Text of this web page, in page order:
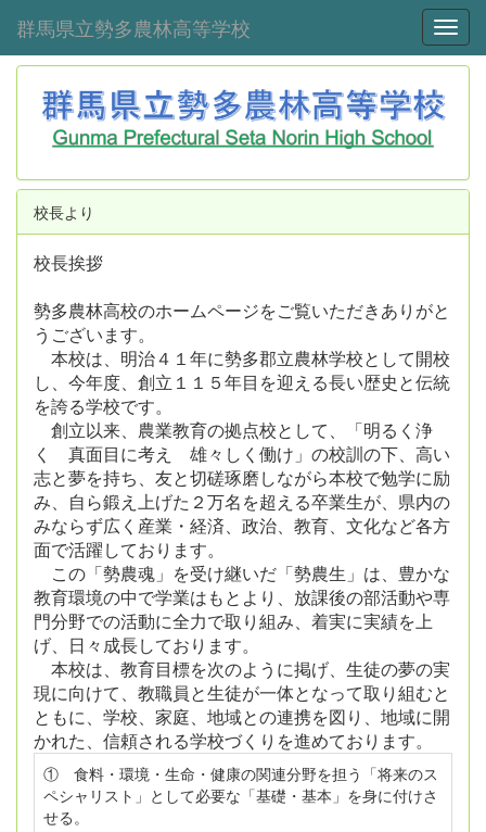
群馬県立勢多農林高等学校
校長より
校長挨拶
勢多農林高校のホームページをご覧いただきありがと
うございます。
本校は、明治４１年に勢多郡立農林学校として開校
し、今年度、創立１１５年目を迎える長い歴史と伝統
を誇る学校です。
創立以来、農業教育の拠点校として、「明るく浄
く 真面目に考え 雄々しく働け」の校訓の下、高い
志と夢を持ち、友と切磋琢磨しながら本校で勉学に励
み、自ら鍛え上げた２万名を超える卒業生が、県内の
みならず広く産業・経済、政治、教育、文化など各方
面で活躍しております。
この「勢農魂」を受け継いだ「勢農生」は、豊かな
教育環境の中で学業はもとより、放課後の部活動や専
門分野での活動に全力で取り組み、着実に実績を上
げ、日々成長しております。
本校は、教育目標を次のように掲げ、生徒の夢の実
現に向けて、教職員と生徒が一体となって取り組むと
ともに、学校、家庭、地域との連携を図り、地域に開
かれた、信頼される学校づくりを進めております。
① 食料・環境・生命・健康の関連分野を担う「将来のス
ペシャリスト」として必要な「基礎・基本」を身に付けさ
せる。